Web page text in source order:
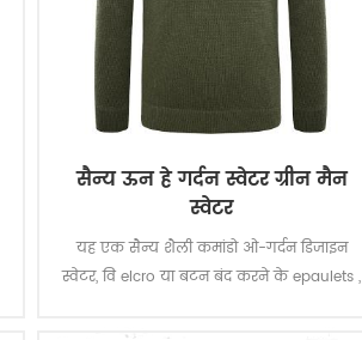
सैन्य ऊन हे गर्दन स्वेटर ग्रीन मैन
स्वेटर
यह एक सैन्य शैली कमांडो ओ-गर्दन डिजाइन
स्वेटर, वि elcro या बटन बंद करने के epaulets ,